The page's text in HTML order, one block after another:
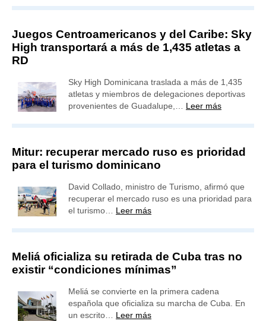
Juegos Centroamericanos y del Caribe: Sky
High transportará a más de 1,435 atletas a
RD
Sky High Dominicana traslada a más de 1,435
atletas y miembros de delegaciones deportivas
provenientes de Guadalupe,… Leer más
Mitur: recuperar mercado ruso es prioridad
para el turismo dominicano
David Collado, ministro de Turismo, afirmó que
recuperar el mercado ruso es una prioridad para
el turismo… Leer más
Meliá oficializa su retirada de Cuba tras no
existir “condiciones mínimas”
Meliá se convierte en la primera cadena
española que oficializa su marcha de Cuba. En
un escrito… Leer más